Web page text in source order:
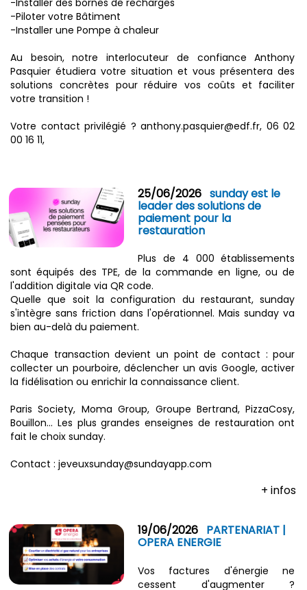
-Installer des bornes de recharges
-Piloter votre Bâtiment
-Installer une Pompe à chaleur
Au besoin, notre interlocuteur de confiance Anthony
Pasquier étudiera votre situation et vous présentera des
solutions concrètes pour réduire vos coûts et faciliter
votre transition !
Votre contact privilégié ? anthony.pasquier@edf.fr, 06 02
00 16 11,
25/06/2026 sunday est le
leader des solutions de
paiement pour la
restauration
Plus de 4 000 établissements
sont équipés des TPE, de la commande en ligne, ou de
l'addition digitale via QR code.
Quelle que soit la configuration du restaurant, sunday
s'intègre sans friction dans l'opérationnel. Mais sunday va
bien au-delà du paiement.
Chaque transaction devient un point de contact : pour
collecter un pourboire, déclencher un avis Google, activer
la fidélisation ou enrichir la connaissance client.
Paris Society, Moma Group, Groupe Bertrand, PizzaCosy,
Bouillon… Les plus grandes enseignes de restauration ont
fait le choix sunday.
Contact : jeveuxsunday@sundayapp.com
+ infos
19/06/2026 PARTENARIAT |
OPERA ENERGIE
Vos factures d'énergie ne
cessent d'augmenter ?